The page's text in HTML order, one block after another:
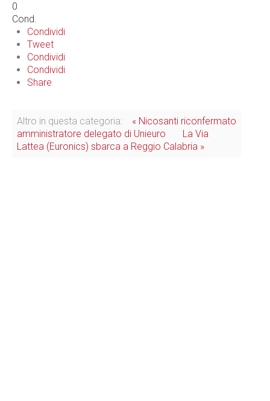
0
Cond.
Condividi
Tweet
Condividi
Condividi
Share
Altro in questa categoria:
« Nicosanti riconfermato
amministratore delegato di Unieuro
La Via
Lattea (Euronics) sbarca a Reggio Calabria »